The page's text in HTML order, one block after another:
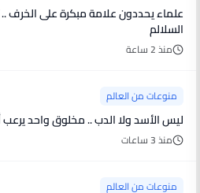
السلالم
منذ 2 ساعة
منوعات من العالم
ليس الأسد ولا الدب .. مخلوق واحد يرعب أخطر مفترسات أمريكا
منذ 3 ساعات
منوعات من العالم